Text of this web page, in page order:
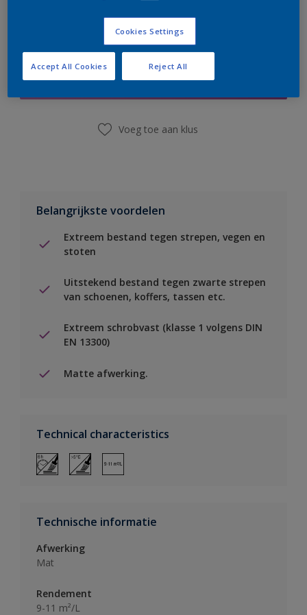
Boodschappenlijst
Vind een winkel
Voeg toe aan klus
Belangrijkste voordelen
Extreem bestand tegen strepen, vegen en
stoten
Uitstekend bestand tegen zwarte strepen
van schoenen, koffers, tassen etc.
Extreem schrobvast (klasse 1 volgens DIN
EN 13300)
Matte afwerking.
Technical characteristics
Technische informatie
Afwerking
Mat
Rendement
9-11 m²/L
Cookies Settings
Reject All
Accept All Cookies